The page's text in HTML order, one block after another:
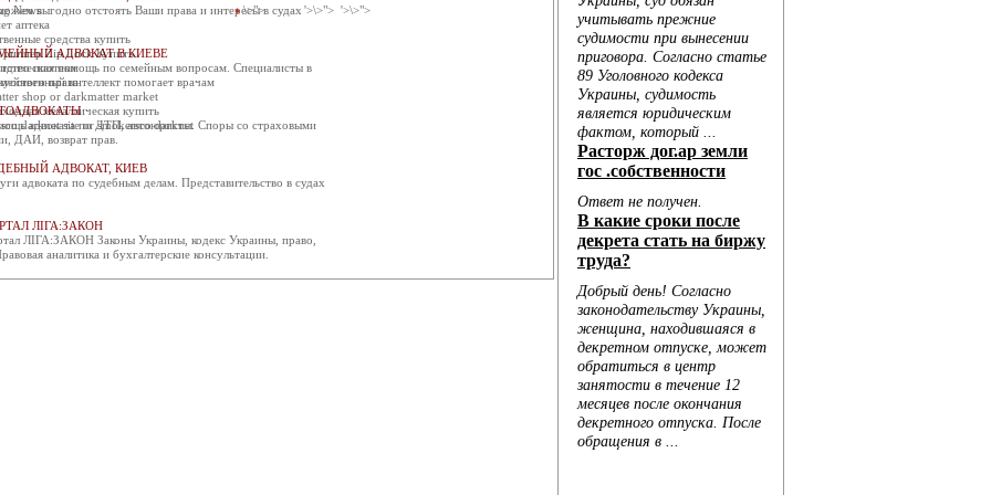
семінар для випускників Програми з питань судового адмін...
2014 року у м. Львів відбулась зустріч випускників першої в Україні пілотної Прогр...
2014 року відбудеться засідання Ради суддів України
року о 10 год. 00 хв. у приміщенні Верховного Суду України (м. Київ, вул. П. Орл...
зміни з окремих питань судоустрою та статусу суддів
року Верховна Рада України ухвалила Закон "Про внесення змін до деяких законів У...
до суддів та працівників судів
до суддів та працівників судів Голови Верховного Суду України Ярослава РОМАНЮКА, Голо...
он-лайн трансляція судових засідань.
суд Херсонської області 20 лютого 2014 року проведе два судових засідання, які буду...
Верховного Суду України надіслав відкритий лист до Голови ...
Суду України Ярослав Романюк надіслав відкритий лист до Голови Верховної Ради...
News
аптека
средства купить
Zip Lock Купить
ипотеки
интеллект помогает врачам
shop or darkmatter market
металлическая купить
darknet site or smokersco darknet
\>">'>\>">'>\>">
выгодно отстоять Ваши права и интересы в судах
АДВОКАТ В КИЕВЕ
помощь по семейным вопросам. Специалисты в
права.
адвоката по ДТП, автоюристы. Споры со страховыми
ДАИ, возврат прав.
АДВОКАТ, КИЕВ
адвоката по судебным делам. Представительство в судах
ЛІГА:ЗАКОН
ЛІГА:ЗАКОН Законы Украины, кодекс Украины, право,
аналитика и бухгалтерские консультации.